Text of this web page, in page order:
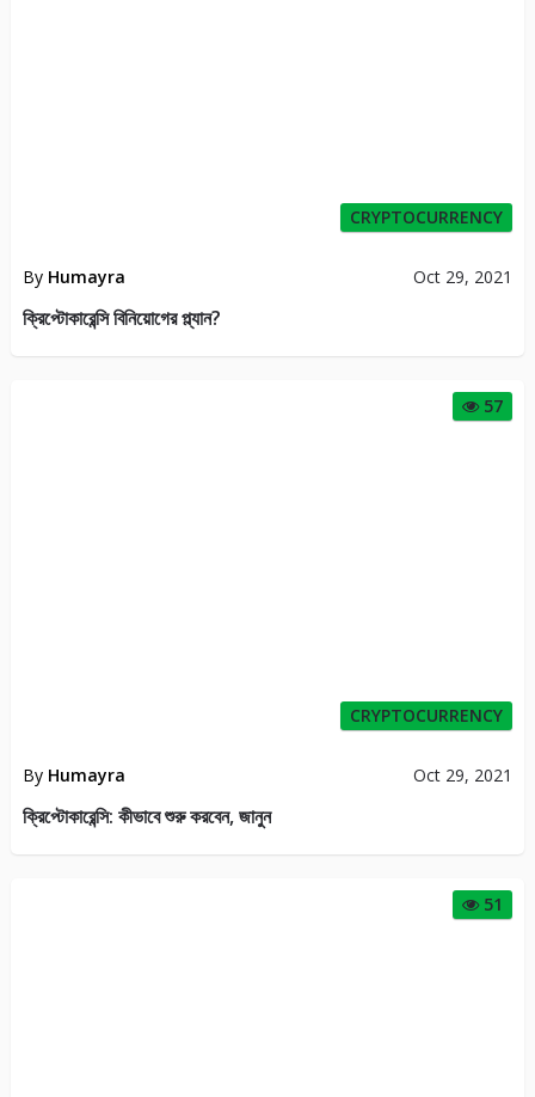
CRYPTOCURRENCY
By Humayra Oct 29, 2021
ক্রিপ্টোকারেন্সি বিনিয়োগের প্ল্যান?
57
CRYPTOCURRENCY
By Humayra Oct 29, 2021
ক্রিপ্টোকারেন্সি: কীভাবে শুরু করবেন, জানুন
51